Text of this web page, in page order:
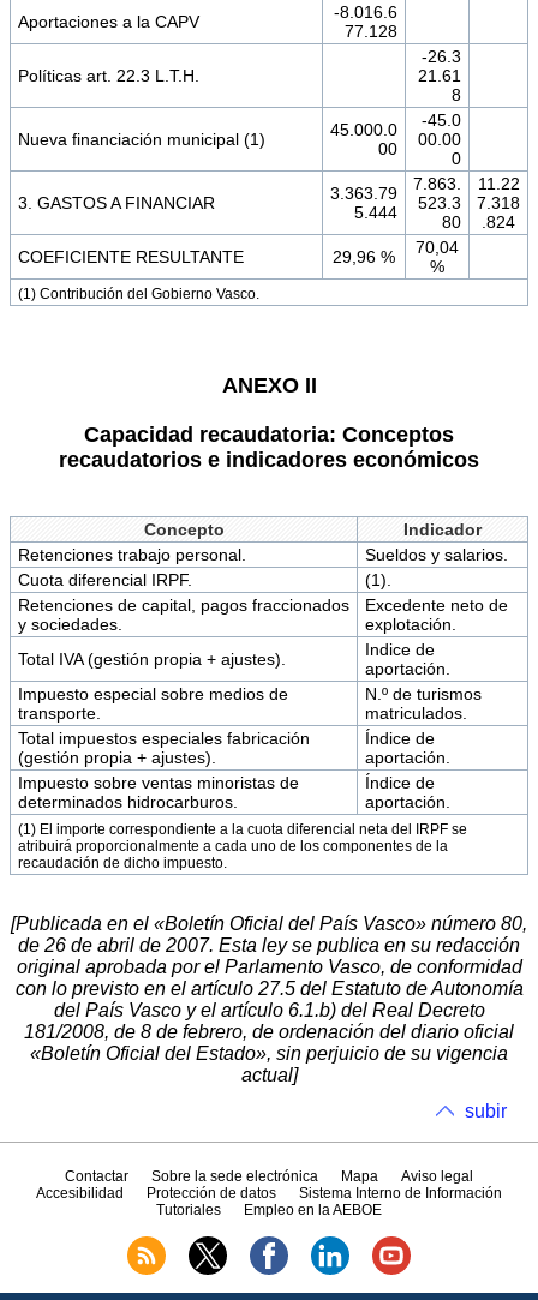
Aportaciones a la CAPV
-8.016.6
77.128
Políticas art. 22.3 L.T.H.
-26.3
21.61
8
Nueva financiación municipal (1)
45.000.0
00
-45.0
00.00
0
3. GASTOS A FINANCIAR
3.363.79
5.444
7.863.
523.3
80
11.22
7.318
.824
COEFICIENTE RESULTANTE
29,96 %
70,04
%
(1) Contribución del Gobierno Vasco.
ANEXO II
Capacidad recaudatoria: Conceptos
recaudatorios e indicadores económicos
Concepto
Indicador
Retenciones trabajo personal.
Sueldos y salarios.
Cuota diferencial IRPF.
(1).
Retenciones de capital, pagos fraccionados
y sociedades.
Excedente neto de
explotación.
Total IVA (gestión propia + ajustes).
Indice de
aportación.
Impuesto especial sobre medios de
transporte.
N.º de turismos
matriculados.
Total impuestos especiales fabricación
(gestión propia + ajustes).
Índice de
aportación.
Impuesto sobre ventas minoristas de
determinados hidrocarburos.
Índice de
aportación.
(1) El importe correspondiente a la cuota diferencial neta del IRPF se
atribuirá proporcionalmente a cada uno de los componentes de la
recaudación de dicho impuesto.
[Publicada en el «Boletín Oficial del País Vasco» número 80,
de 26 de abril de 2007. Esta ley se publica en su redacción
original aprobada por el Parlamento Vasco, de conformidad
con lo previsto en el artículo 27.5 del Estatuto de Autonomía
del País Vasco y el artículo 6.1.b) del Real Decreto
181/2008, de 8 de febrero, de ordenación del diario oficial
«Boletín Oficial del Estado», sin perjuicio de su vigencia
actual]
subir
Contactar Sobre la sede electrónica Mapa
Aviso legal
Accesibilidad
Protección de datos
Sistema Interno de Información
Tutoriales
Empleo en la AEBOE